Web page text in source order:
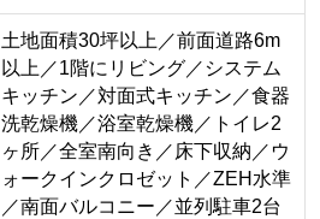
土地面積30坪以上／前面道路6m
以上／1階にリビング／システム
キッチン／対面式キッチン／食器
洗乾燥機／浴室乾燥機／トイレ2
ヶ所／全室南向き／床下収納／ウ
ォークインクロゼット／ZEH水準
／南面バルコニー／並列駐車2台